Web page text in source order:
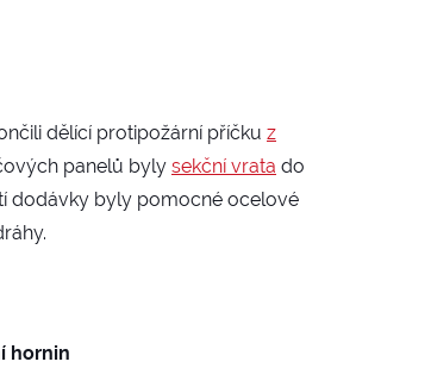
dělící protipožární příčku z
panelů byly sekční vrata do
dodávky byly pomocné ocelové
hornin